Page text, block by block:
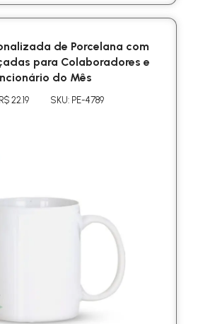
de Porcelana com
para Colaboradores e
do Mês
R$ 22.19 SKU: PE-4789